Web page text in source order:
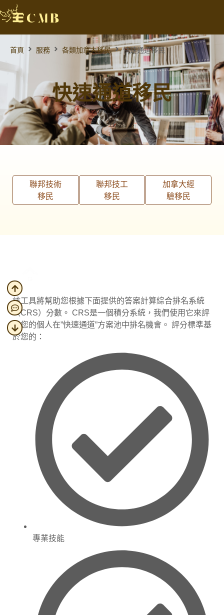
首頁 服務 各類加拿大移民 快速通道移民
快速通道移民
聯邦技術
移民
聯邦技工
移民
加拿大經
驗移民
該工具將幫助您根據下面提供的答案計算綜合排名系統
（CRS）分數。 CRS是一個積分系統，我們使用它來評
估您的個人在”快速通道”方案池中排名機會。 評分標準基
於您的：
專業技能